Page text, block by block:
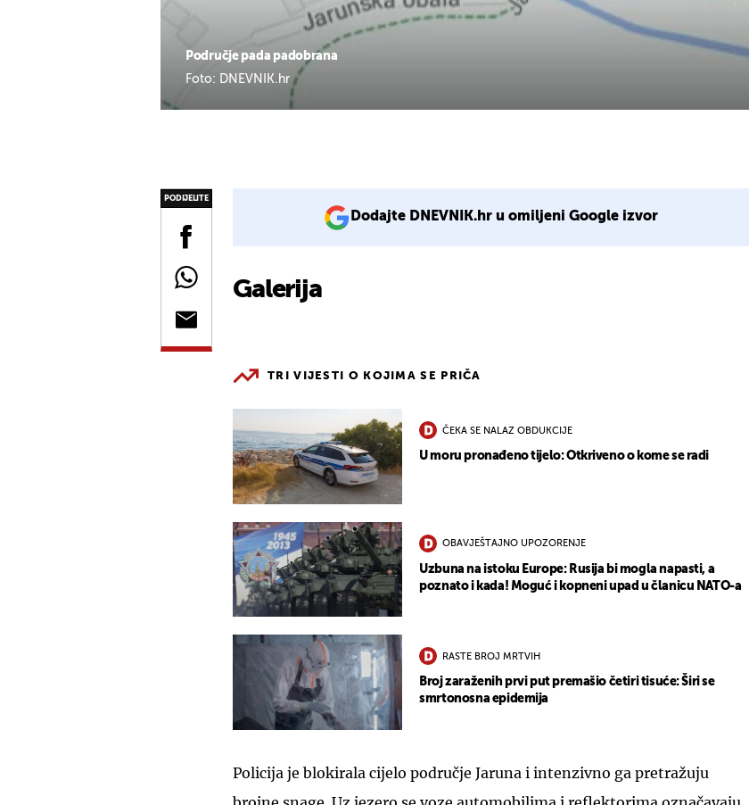
Područje pada padobrana
Foto: DNEVNIK.hr
PODIJELITE
Dodajte DNEVNIK.hr u omiljeni Google izvor
Galerija
TRI VIJESTI O KOJIMA SE PRIČA
ČEKA SE NALAZ OBDUKCIJE
U moru pronađeno tijelo: Otkriveno o kome se radi
OBAVJEŠTAJNO UPOZORENJE
Uzbuna na istoku Europe: Rusija bi mogla napasti, a
poznato i kada! Moguć i kopneni upad u članicu NATO-a
RASTE BROJ MRTVIH
Broj zaraženih prvi put premašio četiri tisuće: Širi se
smrtonosna epidemija
Policija je blokirala cijelo područje Jaruna i intenzivno ga pretražuju